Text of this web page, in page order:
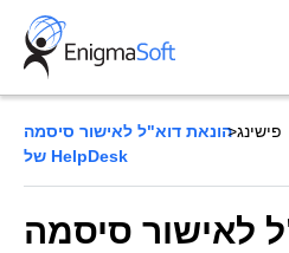
Skip
content
פישינג הונאת דוא"ל לאישור סיסמה
של HelpDesk
לאישור סיסמה